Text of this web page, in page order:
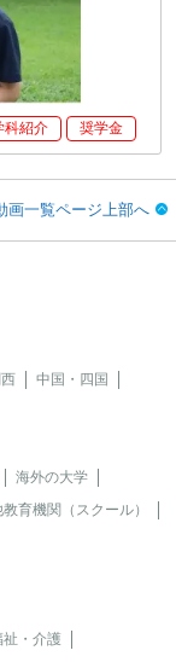
科紹介 奨学金
画一覧ページ上部へ
中国・四国
海外の大学
育機関（スクール）
祉・介護